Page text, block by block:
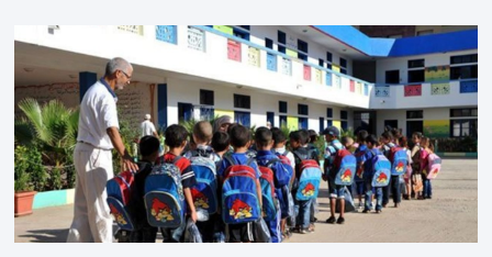
المنتخبات الوطنية خلال الفترة الأخيرة. وشهد الاجتماع تقديم عرض
مفصل حول مشاركة المنتخبين الوطنيين لأقل من 18 سنة، إناثا وذكورا،
من طرف اللجنة التقنية التي واكبت كل […]